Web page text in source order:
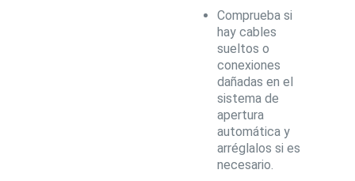
Comprueba si
hay cables
sueltos o
conexiones
dañadas en el
sistema de
apertura
automática y
arréglalos si es
necesario.